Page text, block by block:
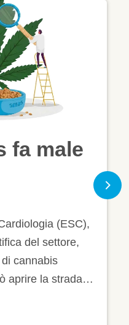
di
mediterraneo
valore nutrizionale,
della prevenzione
la noce (Juglans regia
piramide
Next